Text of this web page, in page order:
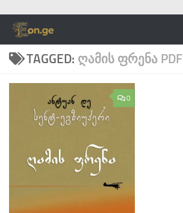
Skip to content
TAGGED: ᲦᲐᲛᲘᲡ ᲤᲠᲔᲜᲐ PDF
0